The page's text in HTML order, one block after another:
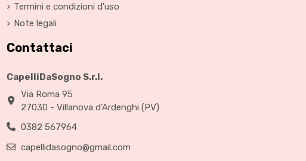
Termini e condizioni d'uso
Note legali
Contattaci
CapelliDaSogno S.r.l.
Via Roma 95
27030 - Villanova d’Ardenghi (PV)
0382 567964
capellidasogno@gmail.com